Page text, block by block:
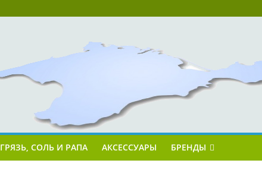
ГРЯЗЬ, СОЛЬ И РАПА АКСЕССУАРЫ БРЕНДЫ